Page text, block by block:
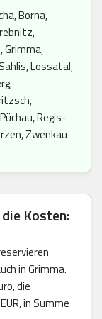
Borna,
Grimma,
Lossatal,
Regis-
Zwenkau
Kosten:
in Grimma.
die
in Summe